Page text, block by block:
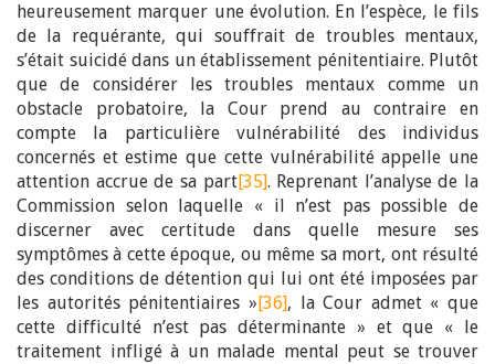
heureusement marquer une évolution. En l’espèce, le fils
de la requérante, qui souffrait de troubles mentaux,
s’était suicidé dans un établissement pénitentiaire. Plutôt
que de considérer les troubles mentaux comme un
obstacle probatoire, la Cour prend au contraire en
compte la particulière vulnérabilité des individus
concernés et estime que cette vulnérabilité appelle une
attention accrue de sa part[35]. Reprenant l’analyse de la
Commission selon laquelle « il n’est pas possible de
discerner avec certitude dans quelle mesure ses
symptômes à cette époque, ou même sa mort, ont résulté
des conditions de détention qui lui ont été imposées par
les autorités pénitentiaires »[36], la Cour admet « que
cette difficulté n’est pas déterminante » et que « le
traitement infligé à un malade mental peut se trouver